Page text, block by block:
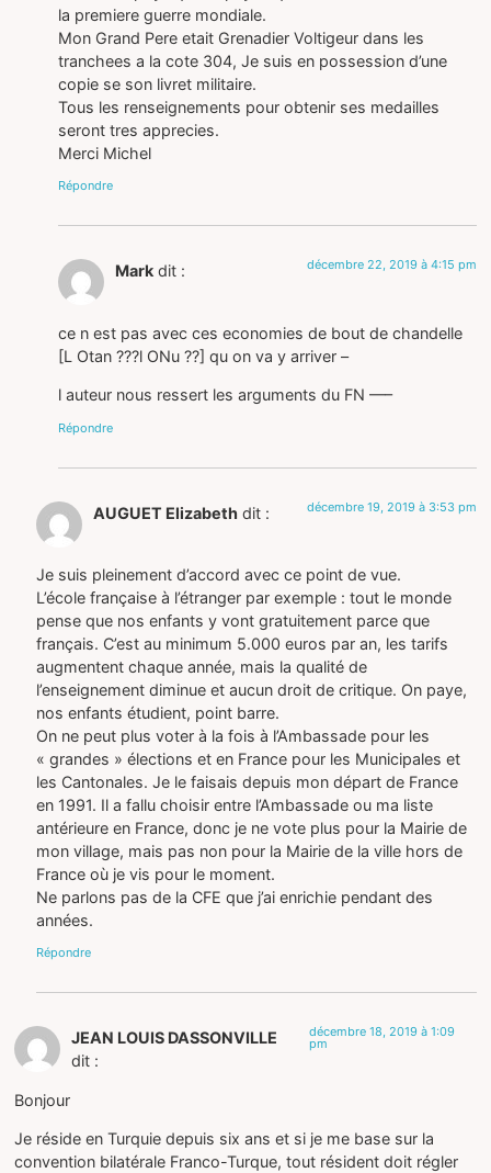
la premiere guerre mondiale.
Mon Grand Pere etait Grenadier Voltigeur dans les
tranchees a la cote 304, Je suis en possession d’une
copie se son livret militaire.
Tous les renseignements pour obtenir ses medailles
seront tres apprecies.
Merci Michel
Répondre
Mark dit : décembre 22, 2019 à 4:15 pm
ce n est pas avec ces economies de bout de chandelle
[L Otan ???l ONu ??] qu on va y arriver –
l auteur nous ressert les arguments du FN —–
Répondre
AUGUET Elizabeth dit : décembre 19, 2019 à 3:53 pm
Je suis pleinement d’accord avec ce point de vue.
L’école française à l’étranger par exemple : tout le monde
pense que nos enfants y vont gratuitement parce que
français. C’est au minimum 5.000 euros par an, les tarifs
augmentent chaque année, mais la qualité de
l’enseignement diminue et aucun droit de critique. On paye,
nos enfants étudient, point barre.
On ne peut plus voter à la fois à l’Ambassade pour les
« grandes » élections et en France pour les Municipales et
les Cantonales. Je le faisais depuis mon départ de France
en 1991. Il a fallu choisir entre l’Ambassade ou ma liste
antérieure en France, donc je ne vote plus pour la Mairie de
mon village, mais pas non pour la Mairie de la ville hors de
France où je vis pour le moment.
Ne parlons pas de la CFE que j’ai enrichie pendant des
années.
Répondre
JEAN LOUIS DASSONVILLE
dit :
décembre 18, 2019 à 1:09
pm
Bonjour
Je réside en Turquie depuis six ans et si je me base sur la
convention bilatérale Franco-Turque, tout résident doit régler